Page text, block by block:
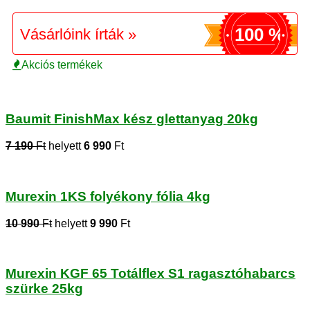
Vásárlóink írták » 100 %
Akciós termékek
Baumit FinishMax kész glettanyag 20kg
7 190 Fthelyett6 990 Ft
Murexin 1KS folyékony fólia 4kg
10 990 Fthelyett9 990 Ft
Murexin KGF 65 Totálflex S1 ragasztóhabarcs
szürke 25kg